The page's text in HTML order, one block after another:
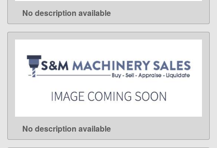
LEARN MORE
No description available
LEARN MORE
No description available